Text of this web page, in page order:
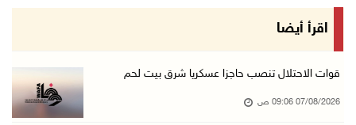
48 إصابة منذ بدء عدوان الاحتلال على مخيم قلند ...
الاحتلال يعتقل شابين من المغير
06/آب/2026 10:27 م
اقرأ أيضا
قوات الاحتلال تنصب حاجزا عسكريا شرق بيت لحم
07/08/2026 09:06 ص